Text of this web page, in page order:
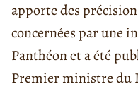
apporte des
concernées par une
Panthéon et a été
Premier ministre du